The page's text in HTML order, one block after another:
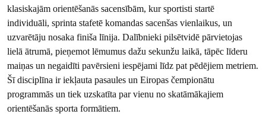
klasiskajām orientēšanās sacensībām, kur sportisti startē
individuāli, sprinta stafetē komandas sacenšas vienlaikus, un
uzvarētāju nosaka finiša līnija. Dalībnieki pilsētvidē pārvietojas
lielā ātrumā, pieņemot lēmumus dažu sekunžu laikā, tāpēc līderu
maiņas un negaidīti pavērsieni iespējami līdz pat pēdējiem metriem.
Šī disciplīna ir iekļauta pasaules un Eiropas čempionātu
programmās un tiek uzskatīta par vienu no skatāmākajiem
orientēšanās sporta formātiem.